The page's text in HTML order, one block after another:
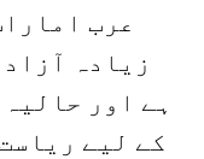
عرب
زیادہ
ہے اور
کے لیے